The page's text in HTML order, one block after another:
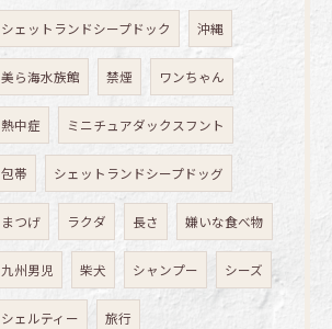
シェットランドシープドック 沖縄
美ら海水族館 禁煙 ワンちゃん
熱中症 ミニチュアダックスフント
包帯 シェットランドシープドッグ
まつげ ラクダ 長さ 嫌いな食べ物
九州男児 柴犬 シャンプー シーズ
シェルティー 旅行